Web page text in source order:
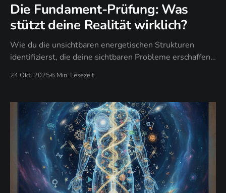
Die Fundament-Prüfung: Was
stützt deine Realität wirklich?
Wie du die unsichtbaren energetischen Strukturen
identifizierst, die deine sichtbaren Probleme erschaffen
24 Okt. 2025 6 Min. Lesezeit